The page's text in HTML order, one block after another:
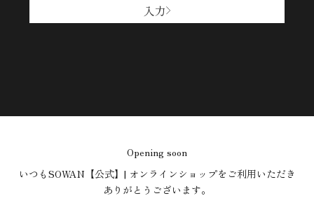
入力
Opening soon
いつもSOWAN【公式】| オンラインショップをご利用いただき
ありがとうございます。